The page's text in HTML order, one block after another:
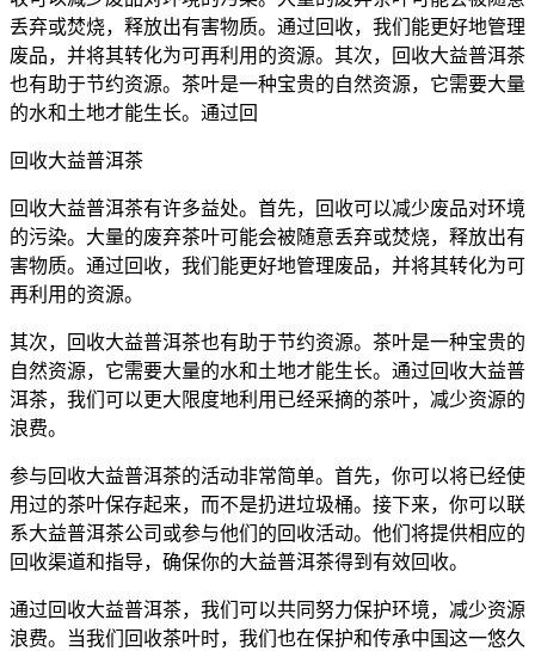
丢弃或焚烧，释放出有害物质。通过回收，我们能更好地管理
废品，并将其转化为可再利用的资源。其次，回收大益普洱茶
也有助于节约资源。茶叶是一种宝贵的自然资源，它需要大量
的水和土地才能生长。通过回
回收大益普洱茶
回收大益普洱茶有许多益处。首先，回收可以减少废品对环境
的污染。大量的废弃茶叶可能会被随意丢弃或焚烧，释放出有
害物质。通过回收，我们能更好地管理废品，并将其转化为可
再利用的资源。
其次，回收大益普洱茶也有助于节约资源。茶叶是一种宝贵的
自然资源，它需要大量的水和土地才能生长。通过回收大益普
洱茶，我们可以更大限度地利用已经采摘的茶叶，减少资源的
浪费。
参与回收大益普洱茶的活动非常简单。首先，你可以将已经使
用过的茶叶保存起来，而不是扔进垃圾桶。接下来，你可以联
系大益普洱茶公司或参与他们的回收活动。他们将提供相应的
回收渠道和指导，确保你的大益普洱茶得到有效回收。
通过回收大益普洱茶，我们可以共同努力保护环境，减少资源
浪费。当我们回收茶叶时，我们也在保护和传承中国这一悠久